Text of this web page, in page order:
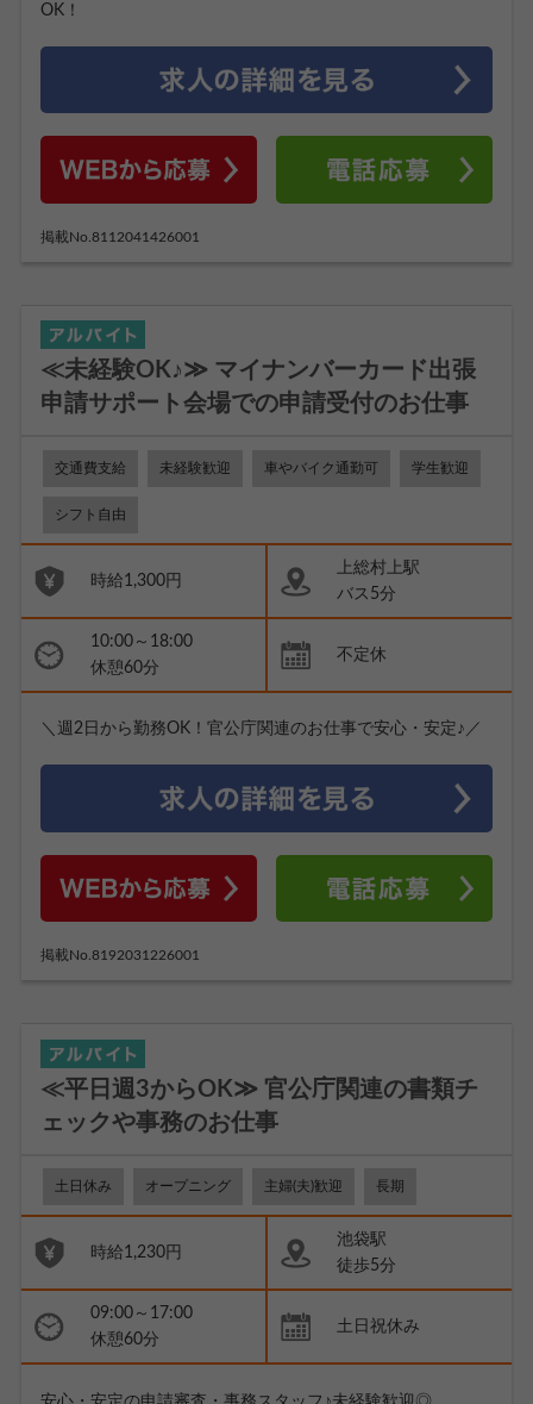
OK！
掲載No.8112041426001
≪未経験OK♪≫ マイナンバーカード出張
申請サポート会場での申請受付のお仕事
交通費支給 未経験歓迎 車やバイク通勤可 学生歓迎
シフト自由
時給1,300円
上総村上駅
バス5分
10:00～18:00
休憩60分
不定休
＼週2日から勤務OK！官公庁関連のお仕事で安心・安定♪／
掲載No.8192031226001
≪平日週3からOK≫ 官公庁関連の書類チ
ェックや事務のお仕事
土日休み オープニング 主婦(夫)歓迎 長期
時給1,230円
池袋駅
徒歩5分
09:00～17:00
休憩60分
土日祝休み